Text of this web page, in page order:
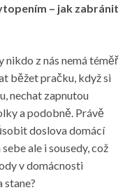
– jak zabránit
nikdo z nás nemá téměř
běžet pračku, když si
nechat zapnutou
a podobně. Právě
doslova domácí
ale i sousedy, což
v domácnosti
stane?